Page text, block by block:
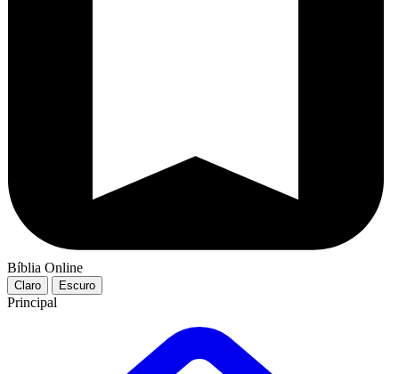
Bíblia Online
Claro Escuro
Principal